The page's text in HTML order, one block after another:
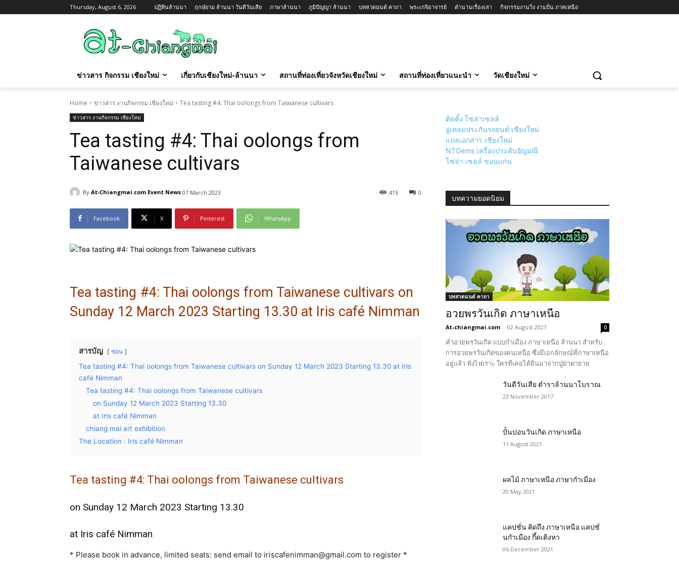
Thursday, August 6, 2026 ปฏิทินล้านนา ฤกษ์ยาม ล้านนา วันดีวันเสีย ภาษาล้านนา ภูมิปัญญา ล้านนา บทสวดมนต์ คาถา พระเกจิอาจารย์ ตำนานเรื่องเล่า กิจกรรมงานวิ่ง งานปั่น ภาคเหนือ
ข่าวสาร กิจกรรม เชียงใหม่ เกี่ยวกับเชียงใหม่-ล้านนา สถานที่ท่องเที่ยวจังหวัดเชียงใหม่ สถานที่ท่องเที่ยวแนะนำ วัดเชียงใหม่
Home ข่าวสาร งานกิจกรรม เชียงใหม่ Tea tasting #4: Thai oolongs from Taiwanese cultivars
ข่าวสาร งานกิจกรรม เชียงใหม่
Tea tasting #4: Thai oolongs from
Taiwanese cultivars
By At-Chiangmai.com Event News 07 March 2023 0
415
Facebook X Pinterest WhatsApp
Tea tasting #4: Thai oolongs from Taiwanese cultivars on
Sunday 12 March 2023 Starting 13.30 at Iris café Nimman
สารบัญ ซ่อน
Tea tasting #4: Thai oolongs from Taiwanese cultivars on Sunday 12 March 2023 Starting 13.30 at Iris
café Nimman
Tea tasting #4: Thai oolongs from Taiwanese cultivars
on Sunday 12 March 2023 Starting 13.30
at Iris café Nimman
chiang mai art exhibition
The Location : Iris café Nimman
Tea tasting #4: Thai oolongs from Taiwanese cultivars
on Sunday 12 March 2023 Starting 13.30
at Iris café Nimman
* Please book in advance, limited seats: send email to iriscafenimman@gmail.com to register *
ติดตั้ง โซล่าเซลล์
อู่เคลมประกันรถยนต์ เชียงใหม่
แปลเอกสาร เชียงใหม่
NTGems เครื่องประดับอัญมณี
โซล่า เซลล์ ขอนแก่น
บทความยอดนิยม
บทสวดมนต์ คาถา
อวยพรวันเกิด ภาษาเหนือ
At-chiangmai.com - 02 August 2021 0
คำอวยพรวันเกิด แบบกำเมือง ภาษาเหนือ ล้านนา สำหรับ
การอวยพรวันเกิดของคนเหนือ ซึ่งมีเอกลักษณ์ที่ภาษาเหนือ
อยู่แล้ว ฟังไฟเราะ ใครทีเคยได้ยินมาจากปู่ย่าตายาย
วันดีวันเสีย ตำราล้านนาโบราณ
23 November 2017
ปั๋นปอนวันเกิด ภาษาเหนือ
11 August 2021
ผลไม้ ภาษาเหนือ ภาษากำเมือง
20 May 2021
แคปชั่น คิดถึง ภาษาเหนือ แคปชั่
นกำเมือง กึ้ดเติงหา
06 December 2021